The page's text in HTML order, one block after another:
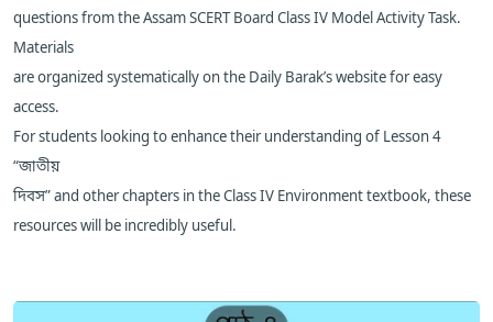
questions from the Assam SCERT Board Class IV Model Activity Task.
Materials
are organized systematically on the Daily Barak’s website for easy
access.
For students looking to enhance their understanding of Lesson 4
“জাতীয়
দিবস” and other chapters in the Class IV Environment textbook, these
resources will be incredibly useful.